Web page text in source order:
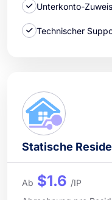
Unterkonto-
Technischer
Statische
Ab $1.6 /IP